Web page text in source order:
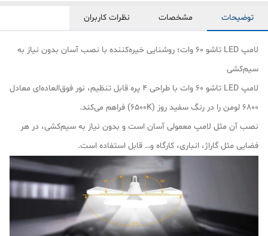
توضیحات مشخصات نظرات کاربران
لامپ LED تاشو 60 وات؛ روشنایی خیره‌کننده با نصب آسان بدون نیاز به
سیم‌کشی
لامپ LED تاشو 60 وات با طراحی 4 پره قابل تنظیم، نور فوق‌العاده‌ای معادل
6800 لومن را در رنگ سفید روز (6500K) فراهم می‌کند.
نصب آن مثل لامپ معمولی آسان است و بدون نیاز به سیم‌کشی، در هر
فضایی مثل گاراژ، انباری، کارگاه و… قابل استفاده است.